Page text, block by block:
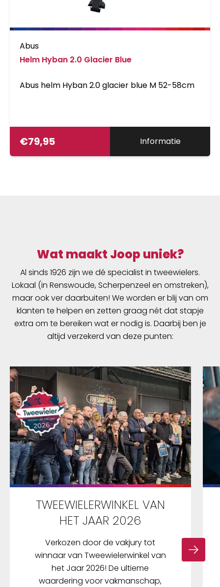
Abus
Helm Hyban 2.0 Glacier Blue
Abus helm Hyban 2.0 glacier blue M 52-58cm
€79,95 Informatie
Wat maakt Joop uniek?
Al sinds 1926 zijn we dé specialist in tweewielers.
Lokaal (in Renswoude, Scherpenzeel en omstreken),
maar ook ver daarbuiten! We worden er blij van om
klanten te helpen en zetten graag nét dat stapje
extra om te bereiken wat er nodig is. Daarbij ben je
altijd verzekerd van deze punten:
TWEEWIELERWINKEL VAN
HET JAAR 2026
Verkozen door de vakjury tot
winnaar van Tweewielerwinkel van
het Jaar 2026! De ultieme
waardering voor vakmanschap,